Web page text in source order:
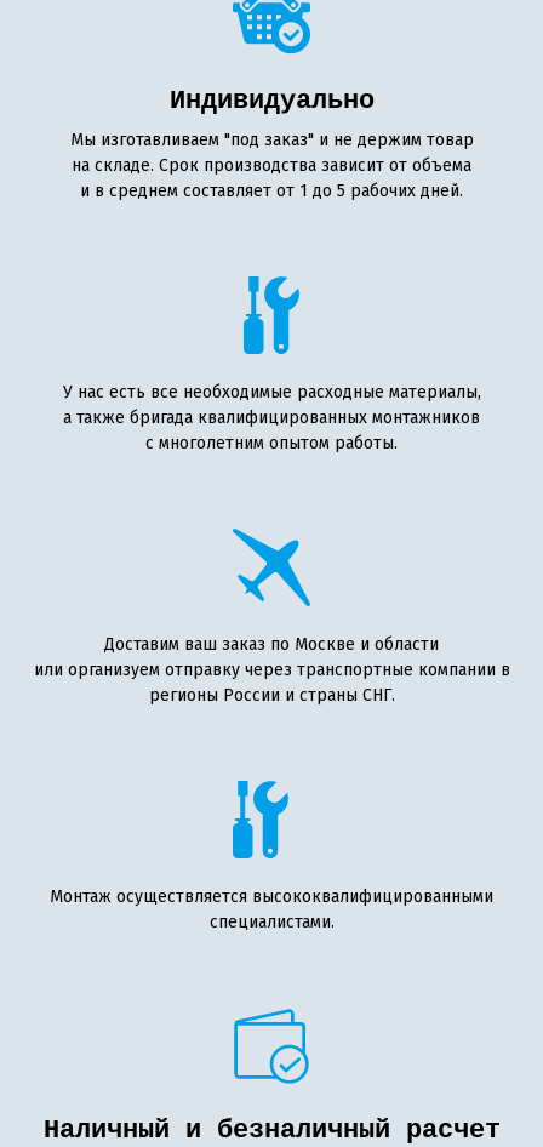
Индивидуально
Мы изготавливаем "под заказ" и не держим товар
на складе. Срок производства зависит от объема
и в среднем составляет от 1 до 5 рабочих дней.
У нас есть все необходимые расходные материалы,
а также бригада квалифицированных монтажников
с многолетним опытом работы.
Доставим ваш заказ по Москве и области
или организуем отправку через транспортные компании в
регионы России и страны СНГ.
Монтаж осуществляется высококвалифицированными
специалистами.
Наличный и безналичный расчет